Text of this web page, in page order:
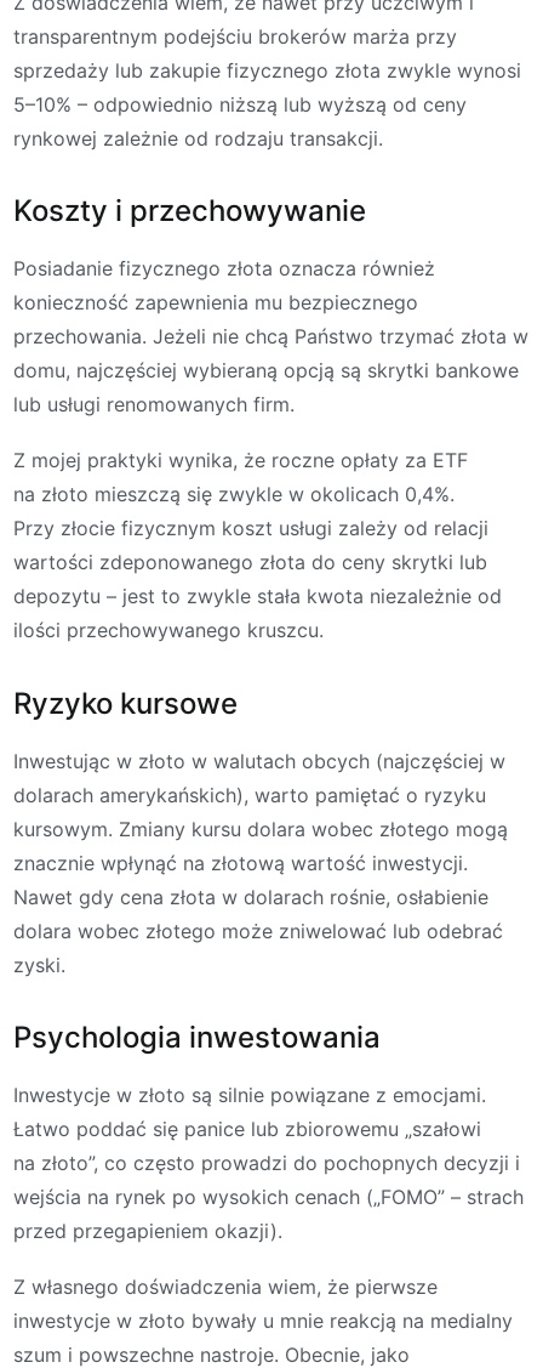
transparentnym podejściu brokerów marża przy
sprzedaży lub zakupie fizycznego złota zwykle wynosi
5–10% – odpowiednio niższą lub wyższą od ceny
rynkowej zależnie od rodzaju transakcji.
Koszty i przechowywanie
Posiadanie fizycznego złota oznacza również
konieczność zapewnienia mu bezpiecznego
przechowania. Jeżeli nie chcą Państwo trzymać złota w
domu, najczęściej wybieraną opcją są skrytki bankowe
lub usługi renomowanych firm.
Z mojej praktyki wynika, że roczne opłaty za ETF
na złoto mieszczą się zwykle w okolicach 0,4%.
Przy złocie fizycznym koszt usługi zależy od relacji
wartości zdeponowanego złota do ceny skrytki lub
depozytu – jest to zwykle stała kwota niezależnie od
ilości przechowywanego kruszcu.
Ryzyko kursowe
Inwestując w złoto w walutach obcych (najczęściej w
dolarach amerykańskich), warto pamiętać o ryzyku
kursowym. Zmiany kursu dolara wobec złotego mogą
znacznie wpłynąć na złotową wartość inwestycji.
Nawet gdy cena złota w dolarach rośnie, osłabienie
dolara wobec złotego może zniwelować lub odebrać
zyski.
Psychologia inwestowania
Inwestycje w złoto są silnie powiązane z emocjami.
Łatwo poddać się panice lub zbiorowemu „szałowi
na złoto”, co często prowadzi do pochopnych decyzji i
wejścia na rynek po wysokich cenach („FOMO” – strach
przed przegapieniem okazji).
Z własnego doświadczenia wiem, że pierwsze
inwestycje w złoto bywały u mnie reakcją na medialny
szum i powszechne nastroje. Obecnie, jako